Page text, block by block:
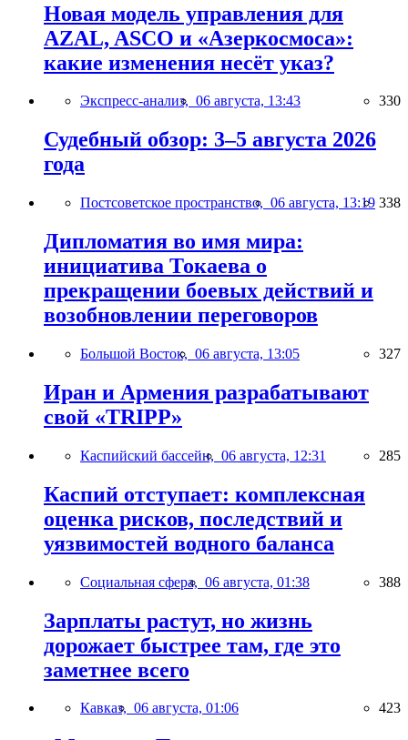
Новая модель управления для
AZAL, ASCO и «Азеркосмоса»:
какие изменения несёт указ?
Экспресс-анализ, 06 августа, 13:43 330
Судебный обзор: 3–5 августа 2026
года
Постсоветское пространство, 06 августа, 13:19 338
Дипломатия во имя мира:
инициатива Токаева о
прекращении боевых действий и
возобновлении переговоров
Большой Восток, 06 августа, 13:05 327
Иран и Армения разрабатывают
свой «TRIPP»
Каспийский бассейн, 06 августа, 12:31 285
Каспий отступает: комплексная
оценка рисков, последствий и
уязвимостей водного баланса
Социальная сфера, 06 августа, 01:38 388
Зарплаты растут, но жизнь
дорожает быстрее там, где это
заметнее всего
Кавказ, 06 августа, 01:06 423